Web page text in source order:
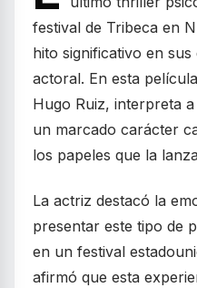
festival de Tribeca en
hito significativo en
actoral. En esta
Hugo Ruiz, interpreta
un marcado carácter
los papeles que la
La actriz destacó la
presentar este tipo de
en un festival
afirmó que esta